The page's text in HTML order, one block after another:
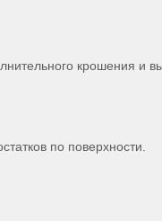
крошения и
по поверхности.